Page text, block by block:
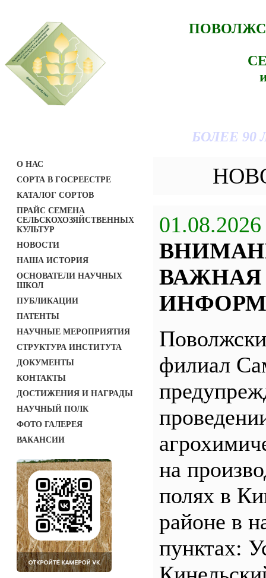
БОЛЕЕ
О НАС
СОРТА В ГОСРЕЕСТРЕ
КАТАЛОГ СОРТОВ
ПРАЙС СЕМЕНА
СЕЛЬСКОХОЗЯЙСТВЕННЫХ
КУЛЬТУР
НОВОСТИ
НАША ИСТОРИЯ
ОСНОВАТЕЛИ НАУЧНЫХ
ШКОЛ
ПУБЛИКАЦИИ
ПАТЕНТЫ
НАУЧНЫЕ МЕРОПРИЯТИЯ
СТРУКТУРА ИНСТИТУТА
ДОКУМЕНТЫ
КОНТАКТЫ
ДОСТИЖЕНИЯ И НАГРАДЫ
НАУЧНЫЙ ПОЛК
ФОТО ГАЛЕРЕЯ
ВАКАНСИИ
01.08.2026
ВАЖНАЯ
филиал
на
полях в
районе в
пунктах: